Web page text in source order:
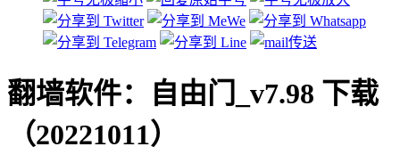
翻墙软件：自由门_v7.98 下载
（20221011）